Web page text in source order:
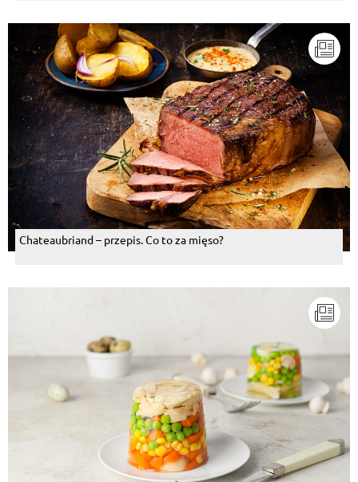
Chateaubriand – przepis. Co to za mięso?